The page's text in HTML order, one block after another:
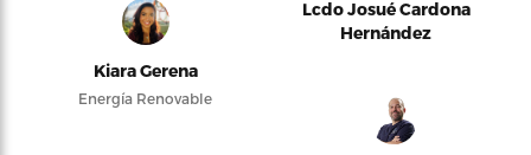
Kiara Gerena
Energía Renovable
Lcdo Josué Cardona
Hernández